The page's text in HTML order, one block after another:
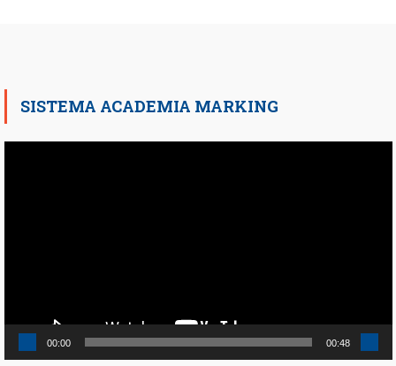
SISTEMA ACADEMIA MARKING
00:00 00:48